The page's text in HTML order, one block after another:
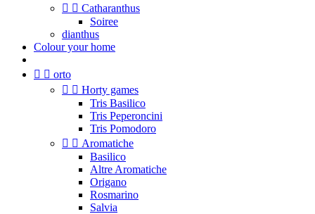
  Catharanthus
Soiree
dianthus
Colour your home
  orto
  Horty games
Tris Basilico
Tris Peperoncini
Tris Pomodoro
  Aromatiche
Basilico
Altre Aromatiche
Origano
Rosmarino
Salvia